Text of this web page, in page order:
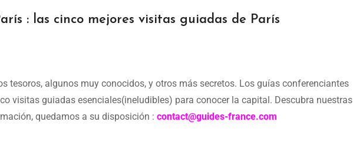
: las cinco mejores visitas guiadas de París
tesoros, algunos muy conocidos, y otros más secretos. Los guías conferenciantes
visitas guiadas esenciales(ineludibles) para conocer la capital. Descubra nuestras
quedamos a su disposición : contact@guides-france.com